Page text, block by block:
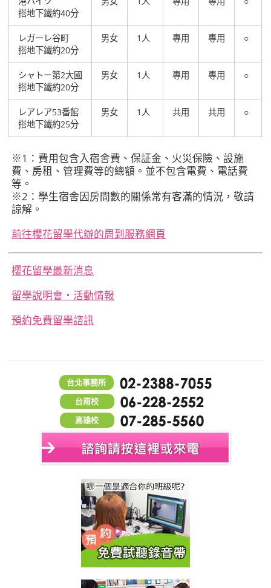
搭地下鐵約40分
レガーレ谷町
搭地下鐵約20分
男女 1人 專用 專用 ○
シャトー第2大國
搭地下鐵約20分
男女 1人 專用 專用 ○
レアレア53番館
搭地下鐵約25分
男女 1人 共用 共用 ○
※1：費用包含入宿舍費、保証金、火災保險、設施
費、房租、管理費等的總額。並不包含電費、電話費
等。
※2：學生宿舍因房間數的關係常有客滿的情況，敬請
諒解。
前往櫻花留學代辦的周到服務網頁
櫻花留學最新消息
留學說明會‧活動情報
預約免費留學諮訊
台北事務所
台南校
高雄校